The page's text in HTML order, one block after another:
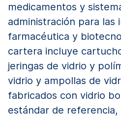
medicamentos y
administración para las
farmacéutica y
cartera incluye
jeringas de vidrio y
vidrio y ampollas de
fabricados con vidrio
estándar de